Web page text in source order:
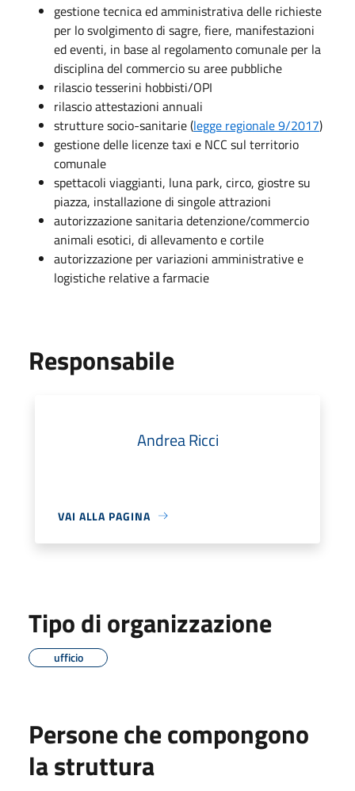
gestione tecnica ed amministrativa delle richieste
per lo svolgimento di sagre, fiere, manifestazioni
ed eventi, in base al regolamento comunale per la
disciplina del commercio su aree pubbliche
rilascio tesserini hobbisti/OPI
rilascio attestazioni annuali
strutture socio-sanitarie (legge regionale 9/2017)
gestione delle licenze taxi e NCC sul territorio
comunale
spettacoli viaggianti, luna park, circo, giostre su
piazza, installazione di singole attrazioni
autorizzazione sanitaria detenzione/commercio
animali esotici, di allevamento e cortile
autorizzazione per variazioni amministrative e
logistiche relative a farmacie
Responsabile
Andrea Ricci
VAI ALLA PAGINA
Tipo di organizzazione
ufficio
Persone che compongono
la struttura